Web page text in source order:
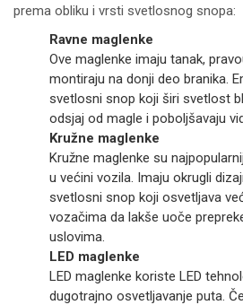
prema obliku i vrsti svetlosnog snopa:
Ravne maglenke
Ove maglenke imaju tanak,
montiraju na donji deo branika.
svetlosni snop koji širi svetlost
odsjaj od magle i poboljšavaju
Kružne maglenke
Kružne maglenke su
u većini vozila. Imaju okrugli
svetlosni snop koji osvetljava
vozačima da lakše uoče
uslovima.
LED maglenke
LED maglenke koriste LED
dugotrajno osvetljavanje puta.